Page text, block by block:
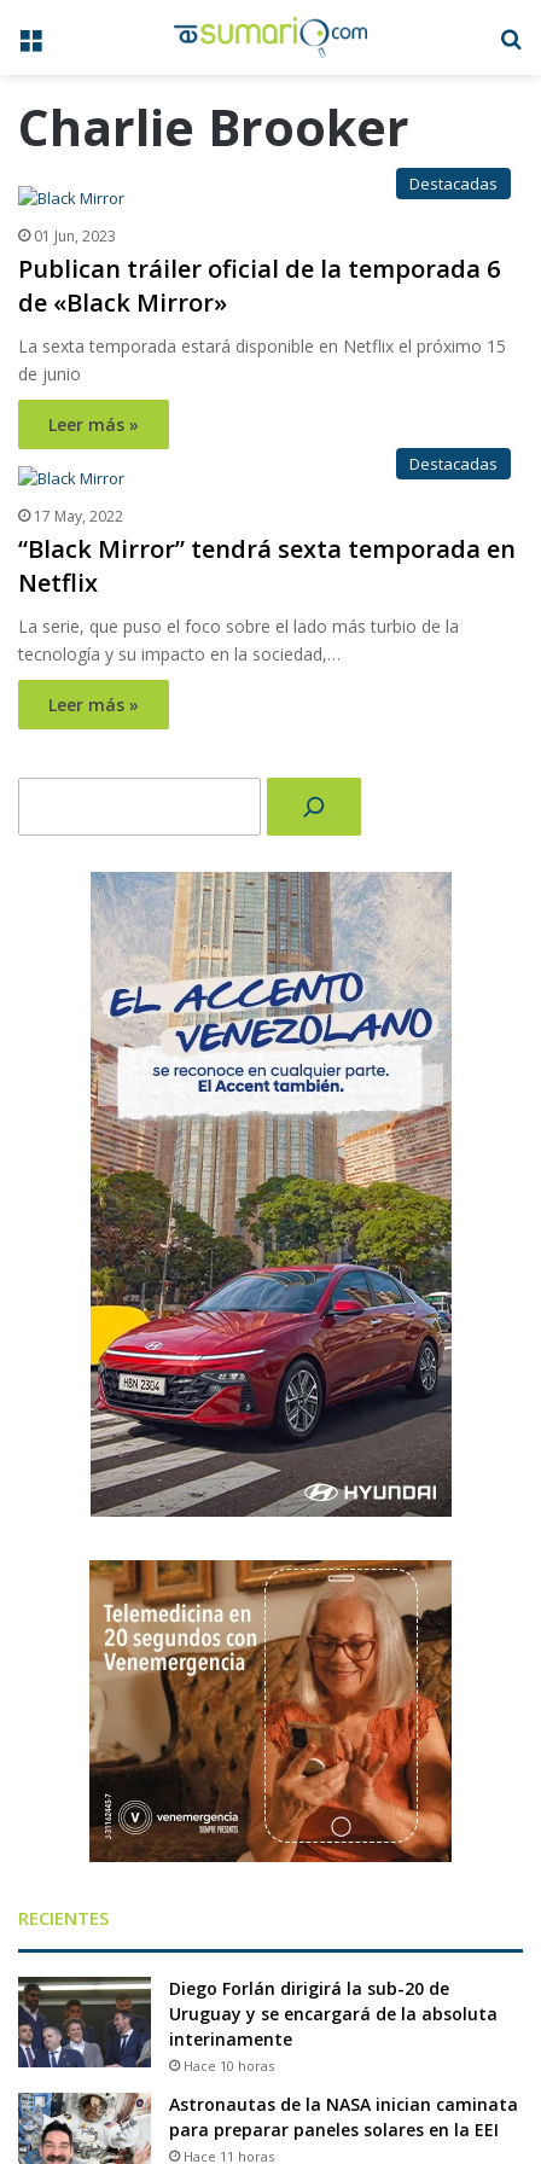
Menú
Charlie Brooker
Destacadas
01 Jun, 2023
Publican tráiler oficial de la temporada 6
de «Black Mirror»
La sexta temporada estará disponible en Netflix el próximo 15
de junio
Leer más »
Destacadas
17 May, 2022
“Black Mirror” tendrá sexta temporada en
Netflix
La serie, que puso el foco sobre el lado más turbio de la
tecnología y su impacto en la sociedad,…
Leer más »
RECIENTES
Diego Forlán dirigirá la sub-20 de
Uruguay y se encargará de la absoluta
interinamente
Hace 10 horas
Astronautas de la NASA inician caminata
para preparar paneles solares en la EEI
Hace 11 horas